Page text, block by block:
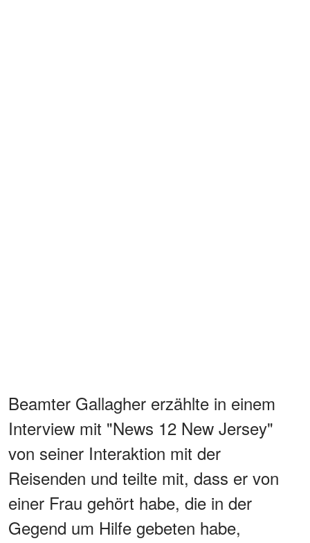
Beamter Gallagher erzählte in einem
Interview mit "News 12 New Jersey"
von seiner Interaktion mit der
Reisenden und teilte mit, dass er von
einer Frau gehört habe, die in der
Gegend um Hilfe gebeten habe,